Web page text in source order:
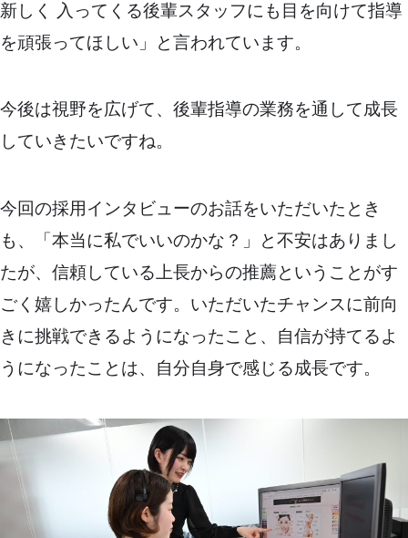
新しく 入ってくる後輩スタッフにも目を向けて指導
を頑張ってほしい」と言われています。
今後は視野を広げて、後輩指導の業務を通して成長
していきたいですね。
今回の採用インタビューのお話をいただいたとき
も、「本当に私でいいのかな？」と不安はありまし
たが、信頼している上長からの推薦ということがす
ごく嬉しかったんです。いただいたチャンスに前向
きに挑戦できるようになったこと、自信が持てるよ
うになったことは、自分自身で感じる成長です。